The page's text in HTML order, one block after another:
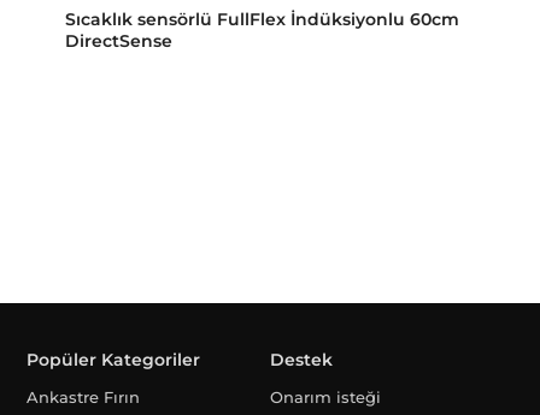
Sıcaklık sensörlü FullFlex İndüksiyonlu 60cm
DirectSense
Popüler Kategoriler
Ankastre Fırın
Destek
Onarım isteği